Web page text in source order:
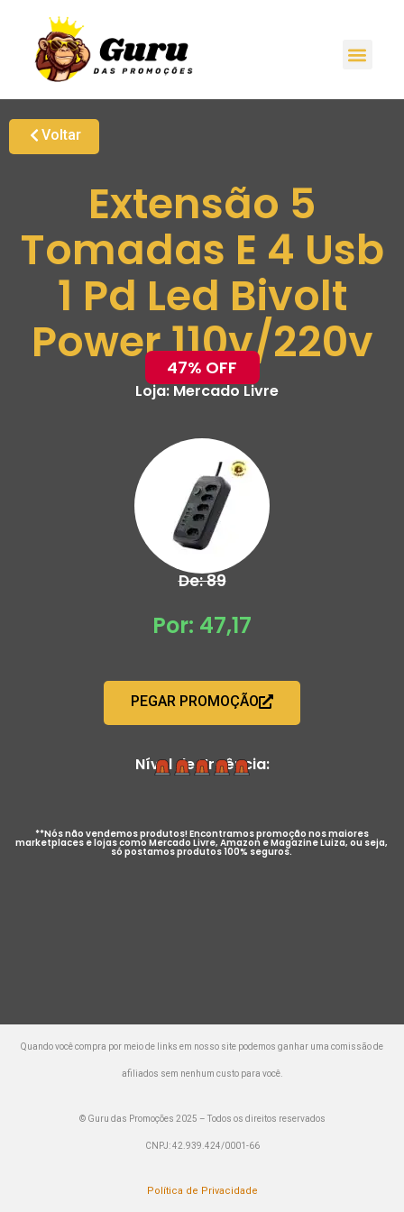
Voltar
Extensão 5
Tomadas E 4 Usb
1 Pd Led Bivolt
Power 110v/220v
47% OFF
Loja:Mercado Livre
De: 89
Por: 47,17
PEGAR PROMOÇÃO
Nível de Urgência:
**Nós não vendemos produtos! Encontramos promoção nos maiores
marketplaces e lojas como Mercado Livre, Amazon e Magazine Luiza, ou seja,
só postamos produtos 100% seguros.
Quando você compra por meio de links em nosso site podemos ganhar uma comissão de
afiliados sem nenhum custo para você.
© Guru das Promoções 2025 – Todos os direitos reservados
CNPJ: 42.939.424/0001-66
Política de Privacidade